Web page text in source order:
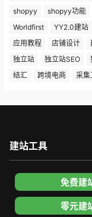
shopyy
shopyy功能
Worldfirst
YY2.0建站
应用教程
店铺设计
独立站
独立站SEO
结汇
跨境电商 采集
建站工具
免费建
零元建